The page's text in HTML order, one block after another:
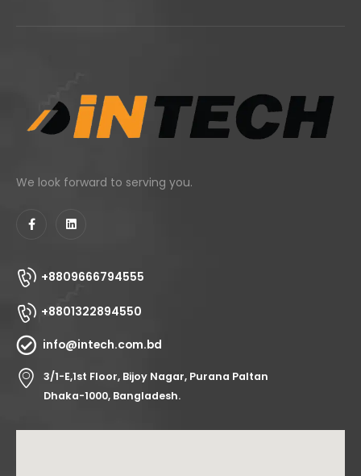
We look forward to serving you.
+8809666794555
+8801322894550
info@intech.com.bd
3/1-E,1st Floor, Bijoy Nagar, Purana Paltan
Dhaka-1000, Bangladesh.